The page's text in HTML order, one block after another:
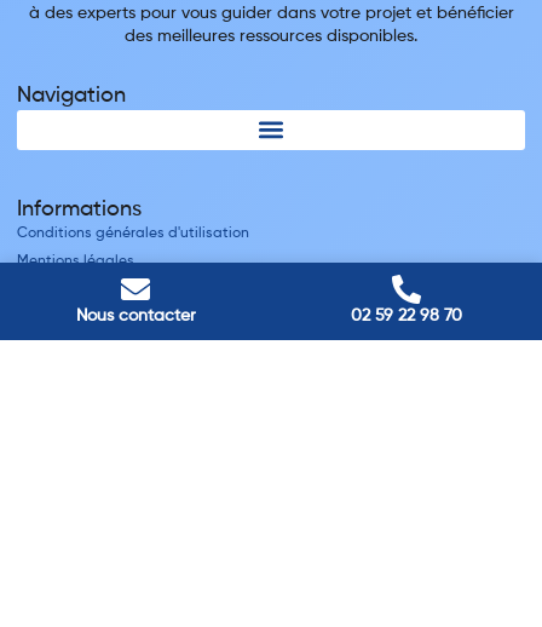
Nous contacter 02 59 22 98 70
à des experts pour vous guider dans votre projet et bénéficier
des meilleures ressources disponibles.
Navigation
Informations
Conditions générales d'utilisation
Mentions légales
Nous contacter